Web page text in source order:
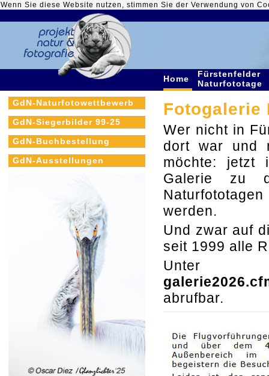
Wenn Sie diese Website nutzen, stimmen Sie der Verwendung von
Home
Fürstenfelder
Naturfototage
GdN-Naturfotowettbewerb
GdN-Siegerbilder 99-25
GdN-Buchbestellung
GdN-Ausstellungen
Fotogalerie
Wer nicht in
dort war und
möchte: jetzt
Galerie zu
werden.
Und zwar auf
seit 1999 alle
abrufbar.